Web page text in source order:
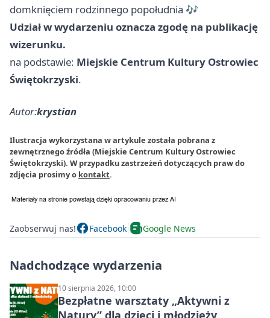
domknięciem rodzinnego popołudnia 🎶
Udział w wydarzeniu oznacza zgodę na publikację
wizerunku.
na podstawie: Miejskie Centrum Kultury Ostrowiec
Świętokrzyski.
Autor:krystian
Ilustracja wykorzystana w artykule została pobrana z
zewnętrznego źródła (Miejskie Centrum Kultury Ostrowiec
Świętokrzyski). W przypadku zastrzeżeń dotyczących praw do
zdjęcia prosimy o kontakt.
Zaobserwuj nas! Facebook Google News
Nadchodzące wydarzenia
10 sierpnia 2026, 10:00
Bezpłatne warsztaty „Aktywni z